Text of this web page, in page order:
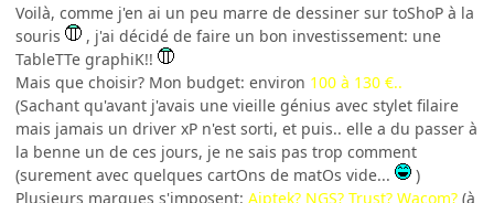
Voilà, comme j'en ai un peu marre de dessiner sur toShoP à la
souris
, j'ai décidé de faire un bon investissement: une
TableTTe graphiK!!
Mais que choisir? Mon budget: environ 100 à 130 €..
(Sachant qu'avant j'avais une vieille génius avec stylet filaire
mais jamais un driver xP n'est sorti, et puis.. elle a du passer à
la benne un de ces jours, je ne sais pas trop comment
(surement avec quelques cartOns de matOs vide...
)
Plusieurs marques s'imposent: Aiptek? NGS? Trust? Wacom? (à